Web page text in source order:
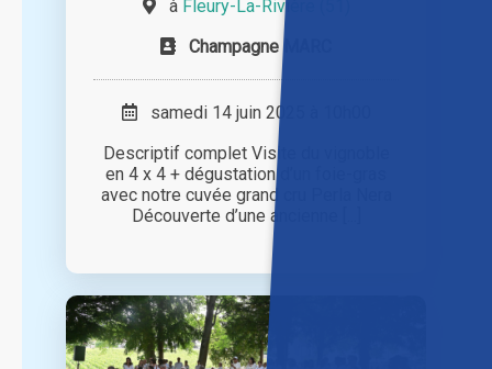
à Fleury-La-Rivière (51)
Champagne MARC
samedi 14 juin 2025 à 10h00
Descriptif complet Visite du vignoble
en 4 x 4 + dégustation d’un foie-gras
avec notre cuvée grand cru Perla Nera
Découverte d’une ancienne [...]